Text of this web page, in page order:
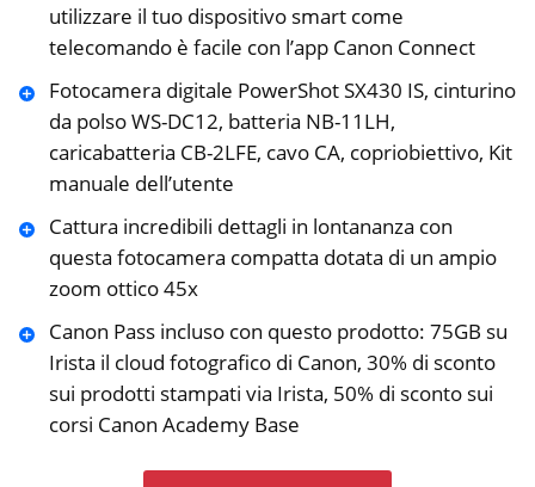
utilizzare il tuo dispositivo smart come
telecomando è facile con l’app Canon Connect
Fotocamera digitale PowerShot SX430 IS, cinturino
da polso WS-DC12, batteria NB-11LH,
caricabatteria CB-2LFE, cavo CA, copriobiettivo, Kit
manuale dell’utente
Cattura incredibili dettagli in lontananza con
questa fotocamera compatta dotata di un ampio
zoom ottico 45x
Canon Pass incluso con questo prodotto: 75GB su
Irista il cloud fotografico di Canon, 30% di sconto
sui prodotti stampati via Irista, 50% di sconto sui
corsi Canon Academy Base